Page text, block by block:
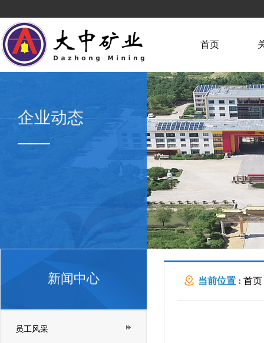
首页
企业动态
新闻中心
员工风采
当前位置 : 首页